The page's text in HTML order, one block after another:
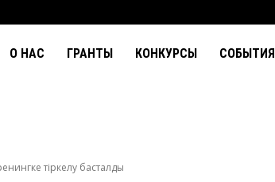
О НАС ГРАНТЫ КОНКУРСЫ СОБЫТИЯ
тіркелу басталды